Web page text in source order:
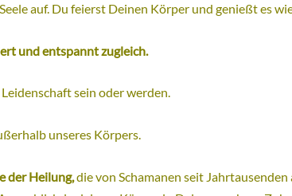
auf. Du feierst Deinen Körper und genießt es
und entspannt zugleich.
sein oder werden.
unseres Körpers.
der Heilung,die von Schamanen seit